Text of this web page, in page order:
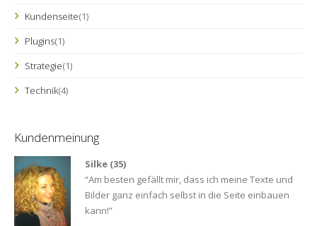
Kundenseite(1)
Plugins(1)
Strategie(1)
Technik(4)
Kundenmeinung
Silke (35)
“Am besten gefällt mir, dass ich meine Texte und
Bilder ganz einfach selbst in die Seite einbauen
kann!”